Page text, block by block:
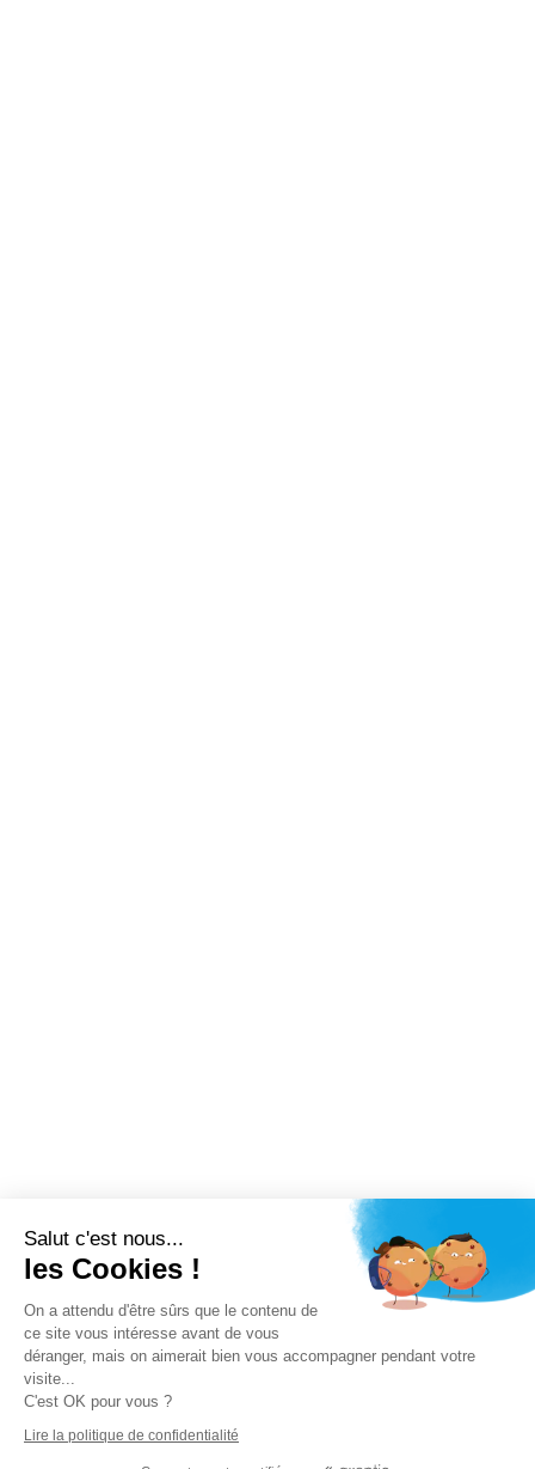
Salut c'est nous...
les Cookies !
On a attendu d'être sûrs que le contenu de
ce site vous intéresse avant de vous
déranger, mais on aimerait bien vous accompagner pendant votre
visite...
C'est OK pour vous ?
Lire la politique de confidentialité